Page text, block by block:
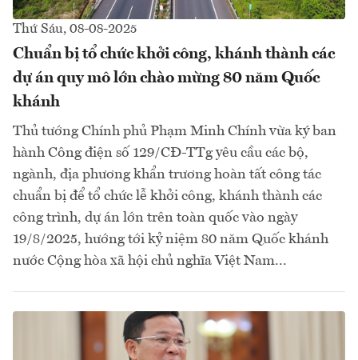
Thứ Sáu, 08-08-2025
Chuẩn bị tổ chức khởi công, khánh thành các
dự án quy mô lớn chào mừng 80 năm Quốc
khánh
Thủ tướng Chính phủ Phạm Minh Chính vừa ký ban
hành Công điện số 129/CĐ-TTg yêu cầu các bộ,
ngành, địa phương khẩn trương hoàn tất công tác
chuẩn bị để tổ chức lễ khởi công, khánh thành các
công trình, dự án lớn trên toàn quốc vào ngày
19/8/2025, hướng tới kỷ niệm 80 năm Quốc khánh
nước Cộng hòa xã hội chủ nghĩa Việt Nam...